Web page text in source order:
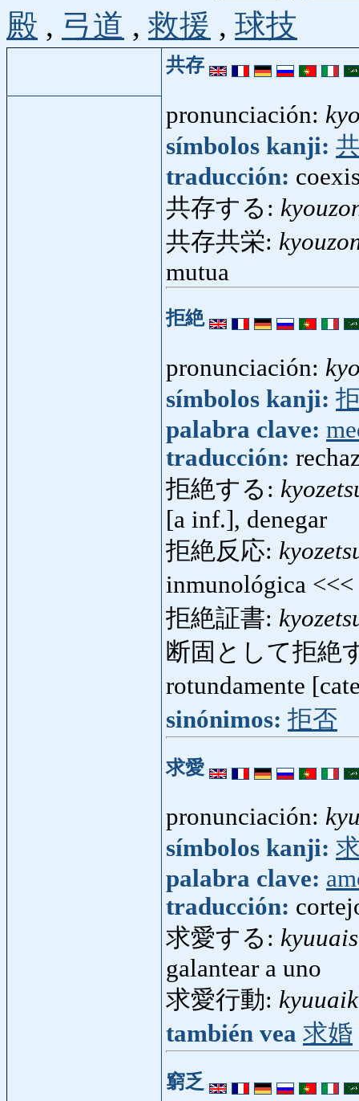
殿 , 弓道 , 救援 , 球技
共存
pronunciación:
símbolos kanji:
traducción:
共存する:
共存共栄:
mutua
拒絶
pronunciación:
símbolos kanji:
palabra clave:
traducción:
拒絶する:
[a inf.], denegar
拒絶反応:
inmunológica <<<
拒絶証書:
断固として拒絶
rotundamente
sinónimos: 拒否
求愛
pronunciación:
símbolos kanji:
palabra clave:
traducción:
求愛する:
galantear a uno
求愛行動:
también vea 求婚
窮乏